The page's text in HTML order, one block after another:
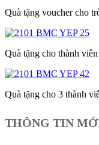
Quà tặng voucher cho
Quà tặng cho thành
Quà tặng cho 3 thành
THÔNG TIN